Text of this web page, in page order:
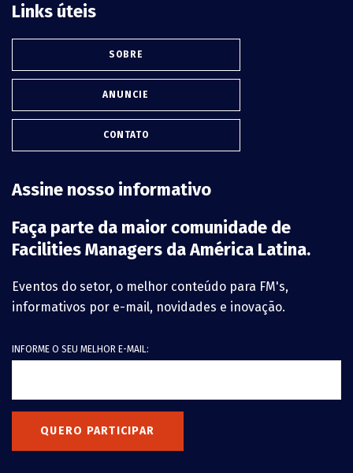
Links úteis
SOBRE
ANUNCIE
CONTATO
Assine nosso informativo
Faça parte da maior comunidade de
Facilities Managers da América Latina.
Eventos do setor, o melhor conteúdo para FM's,
informativos por e-mail, novidades e inovação.
INFORME O SEU MELHOR E-MAIL:
QUERO PARTICIPAR